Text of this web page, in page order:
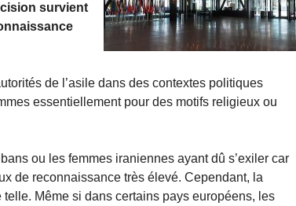
survient
de l’asile dans des contextes politiques
essentiellement pour des motifs religieux ou
ou les femmes iraniennes ayant dû s’exiler car
de reconnaissance très élevé. Cependant, la
Même si dans certains pays européens, les